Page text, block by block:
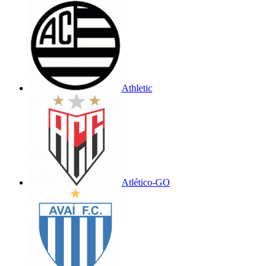
Athletic
Atlético-GO